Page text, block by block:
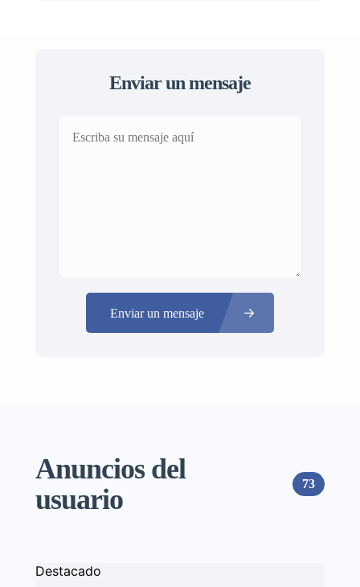
Enviar un mensaje
Enviar un mensaje
Anuncios del
usuario
73
Destacado